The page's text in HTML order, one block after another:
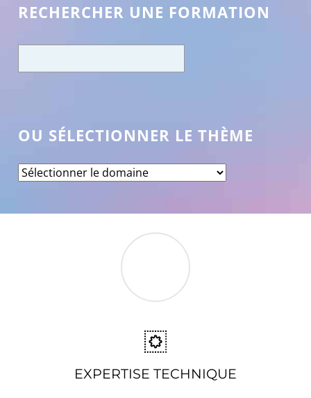
RECHERCHER UNE FORMATION
OU SÉLECTIONNER LE THÈME
EXPERTISE TECHNIQUE